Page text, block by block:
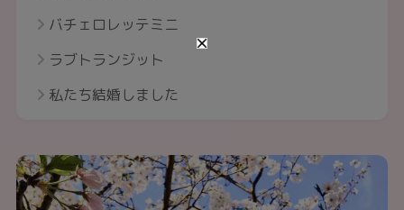
バチェロレッテミニ
ラブトランジット
私たち結婚しました